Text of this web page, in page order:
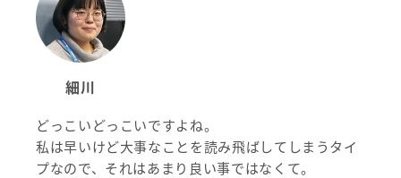
細川
どっこいどっこいですよね。
私は早いけど大事なことを読み飛ばしてしまうタイ
プなので、それはあまり良い事ではなくて。